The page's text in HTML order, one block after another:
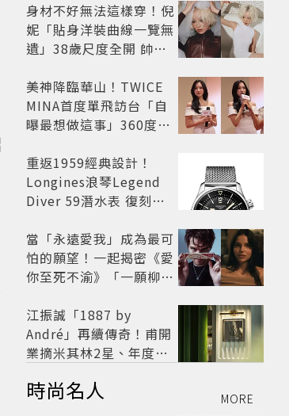
身材不好無法這樣穿！倪
妮「貼身洋裝曲線一覽無
遺」38歲尺度全開 帥氣
美神降臨華山！TWICE
MINA首度單飛訪台「自
曝最想做這事」360度0
開
重返1959經典設計！
Longines浪琴Legend
Diver 59潛水表 復刻懷
當「永遠愛我」成為最可
怕的願望！一起揭密《愛
你至死不渝》「一願柳」
路
江振誠「1887 by
André」再續傳奇！甫開
業摘米其林2星、年度開
時尚名人 MORE